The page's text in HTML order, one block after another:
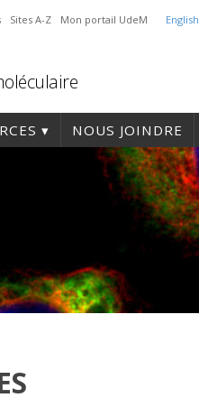
English
Sites A-Z Mon portail UdeM
NOUS JOINDRE